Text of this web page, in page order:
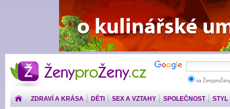
ŽenyproŽeny.cz
na
ZDRAVÍ A KRÁSA DĚTI SEX A VZTAHY SPOLEČNOST STYL